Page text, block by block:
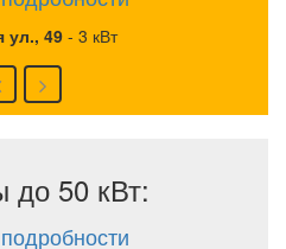
ул., 49- 3 кВт
до 50 кВт: